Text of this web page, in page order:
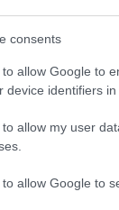
consents
to allow Google to
device identifiers in
to allow my user
to allow Google to
El